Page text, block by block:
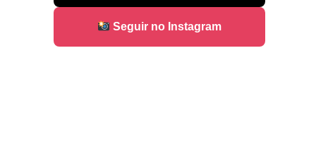
Seguir no Instagram